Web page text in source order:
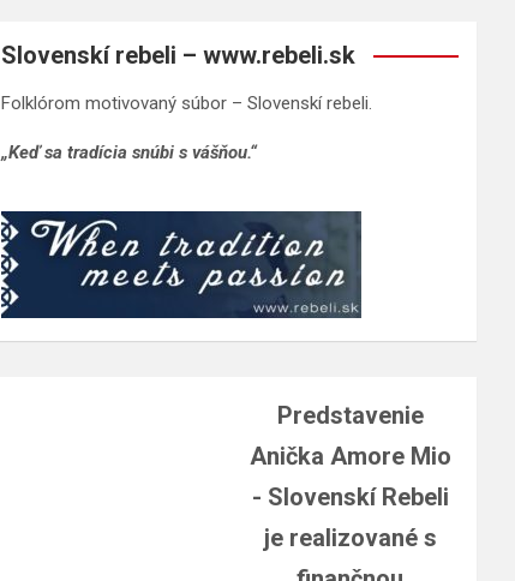
Slovenskí rebeli – www.rebeli.sk
Folklórom motivovaný súbor – Slovenskí rebeli.
„Keď sa tradícia snúbi s vášňou.“
Predstavenie
Anička Amore Mio
- Slovenskí Rebeli
je realizované s